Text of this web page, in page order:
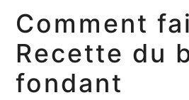
Comment
Recette du
fondant